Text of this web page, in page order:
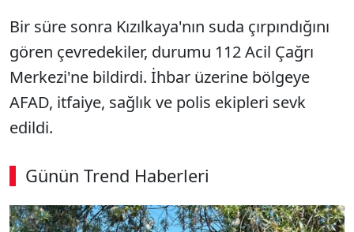
Bir süre sonra Kızılkaya'nın suda çırpındığını
gören çevredekiler, durumu 112 Acil Çağrı
Merkezi'ne bildirdi. İhbar üzerine bölgeye
AFAD, itfaiye, sağlık ve polis ekipleri sevk
edildi.
Günün Trend Haberleri
00:02 / 09:08
Sesi Aç